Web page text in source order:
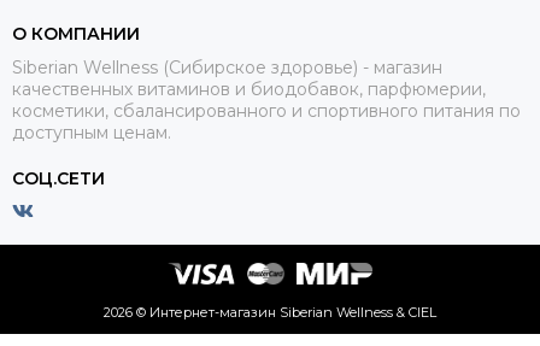
О КОМПАНИИ
Siberian Wellness (Сибирское здоровье) - магазин
качественных витаминов и биодобавок, парфюмерии,
косметики, сбалансированного и спортивного питания по
доступным ценам.
СОЦ.СЕТИ
2026 © Интернет-магазин Siberian Wellness & CIEL